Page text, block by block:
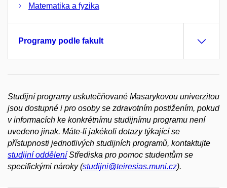
Matematika a fyzika
Programy podle fakult
Studijní programy uskutečňované Masarykovou univerzitou
jsou dostupné i pro osoby se zdravotním postižením, pokud
v informacích ke konkrétnímu studijnímu programu není
uvedeno jinak. Máte-li jakékoli dotazy týkající se
přístupnosti jednotlivých studijních programů, kontaktujte
studijní odděleníStřediska pro pomoc studentům se
specifickými nároky (studijni@teiresias.muni.cz).